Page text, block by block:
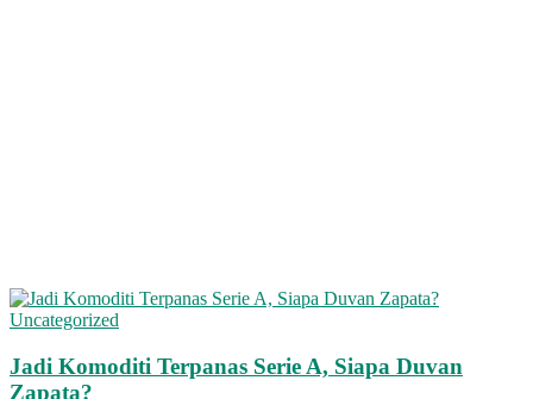
Uncategorized
Jadi Komoditi Terpanas Serie A, Siapa Duvan
Zapata?